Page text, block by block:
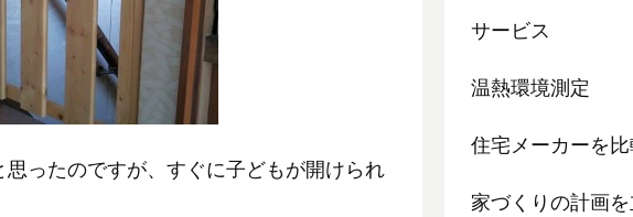
ったのですが、すぐに子どもが開けられ
サービス
温熱環境測定
住宅メーカーを比
家づくりの計画